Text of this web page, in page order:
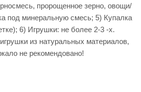
пророщенное зерно, овощи/
под минеральную смесь; 5) Купалка
6) Игрушки: не более 2-3 -х.
из натуральных материалов,
не рекомендовано!